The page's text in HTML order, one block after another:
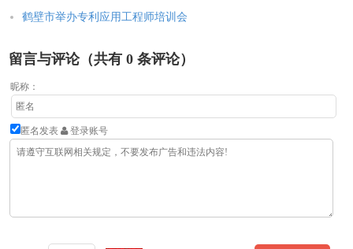
鹤壁市举办专利应用工程师培训会
留言与评论（共有 0 条评论）
昵称：
匿名发表 登录账号